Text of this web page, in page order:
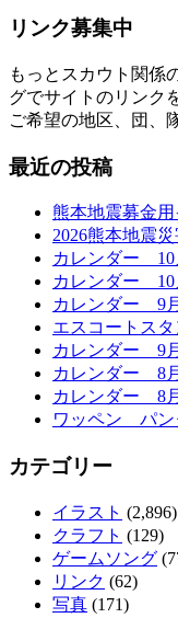
リンク募集中
もっとスカウト関係
グでサイトのリンク
ご希望の地区、団、
最近の投稿
熊本地震募金用
2026熊本地震
カレンダー 10
カレンダー 10
カレンダー 9月
エスコートスタ
カレンダー 9月
カレンダー 8月
カレンダー 8月
ワッペン パン
カテゴリー
イラスト (2,896)
クラフト (129)
ゲームソング
リンク (62)
写真 (171)